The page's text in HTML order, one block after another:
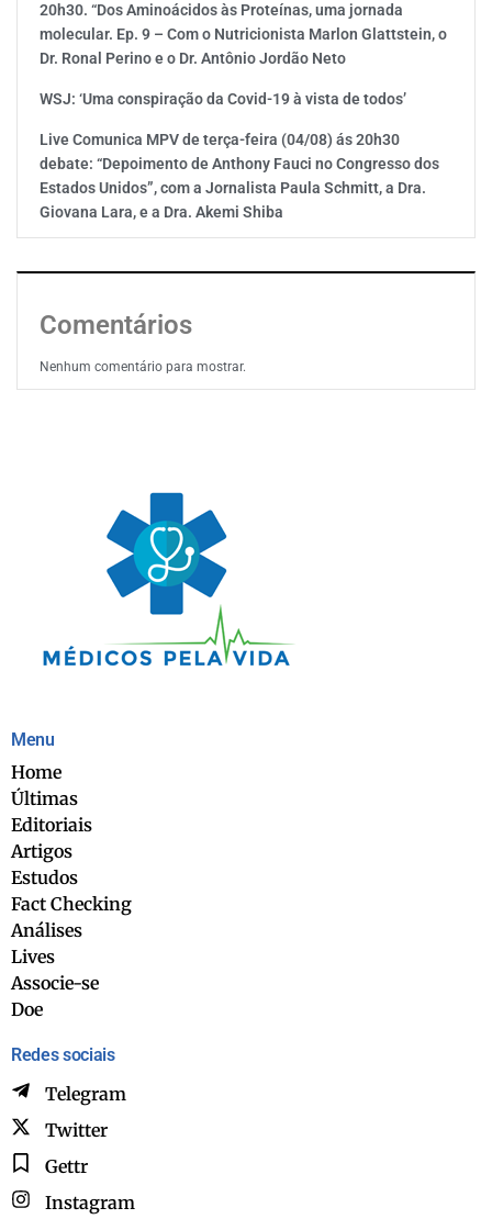
20h30. “Dos Aminoácidos às Proteínas, uma jornada
molecular. Ep. 9 – Com o Nutricionista Marlon Glattstein, o
Dr. Ronal Perino e o Dr. Antônio Jordão Neto
WSJ: ‘Uma conspiração da Covid-19 à vista de todos’
Live Comunica MPV de terça-feira (04/08) ás 20h30
debate: “Depoimento de Anthony Fauci no Congresso dos
Estados Unidos”, com a Jornalista Paula Schmitt, a Dra.
Giovana Lara, e a Dra. Akemi Shiba
Comentários
Nenhum comentário para mostrar.
Menu
Home
Últimas
Editoriais
Artigos
Estudos
Fact Checking
Análises
Lives
Associe-se
Doe
Redes sociais
Telegram
Twitter
Gettr
Instagram